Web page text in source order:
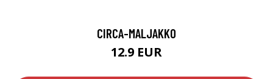
CIRCA-MALJAKKO
12.9 EUR